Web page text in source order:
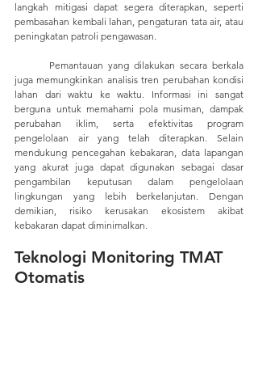
langkah mitigasi dapat segera diterapkan, seperti
pembasahan kembali lahan, pengaturan tata air, atau
peningkatan patroli pengawasan.
juga memungkinkan analisis tren perubahan kondisi
lahan dari waktu ke waktu. Informasi ini sangat
berguna untuk memahami pola musiman, dampak
perubahan iklim, serta efektivitas program
pengelolaan air yang telah diterapkan. Selain
mendukung pencegahan kebakaran, data lapangan
yang akurat juga dapat digunakan sebagai dasar
pengambilan keputusan dalam pengelolaan
lingkungan yang lebih berkelanjutan. Dengan
demikian, risiko kerusakan ekosistem akibat
kebakaran dapat diminimalkan.
Teknologi Monitoring TMAT
Otomatis